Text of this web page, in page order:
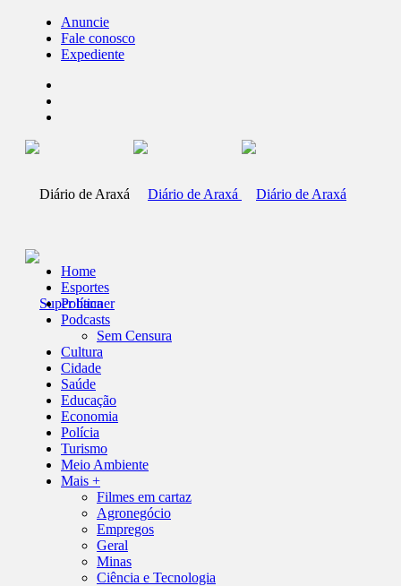
Anuncie
Fale conosco
Expediente
Home
Esportes
Política
Podcasts
Sem Censura
Cultura
Cidade
Saúde
Educação
Economia
Polícia
Turismo
Meio Ambiente
Mais +
Filmes em cartaz
Agronegócio
Empregos
Geral
Minas
Ciência e Tecnologia